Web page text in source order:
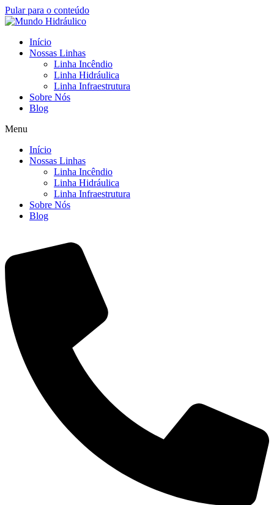
Pular para o conteúdo
Início
Nossas Linhas
Linha Incêndio
Linha Hidráulica
Linha Infraestrutura
Sobre Nós
Blog
Menu
Início
Nossas Linhas
Linha Incêndio
Linha Hidráulica
Linha Infraestrutura
Sobre Nós
Blog